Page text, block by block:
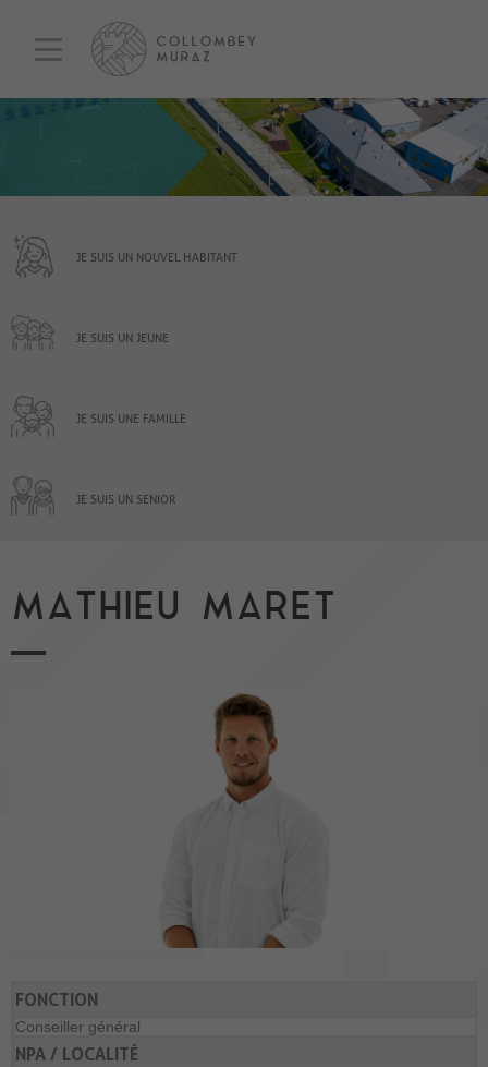
JE SUIS UN NOUVEL HABITANT
JE SUIS UN JEUNE
JE SUIS UNE FAMILLE
JE SUIS UN SENIOR
MATHIEU MARET
FONCTION
Conseiller général
NPA / LOCALITÉ